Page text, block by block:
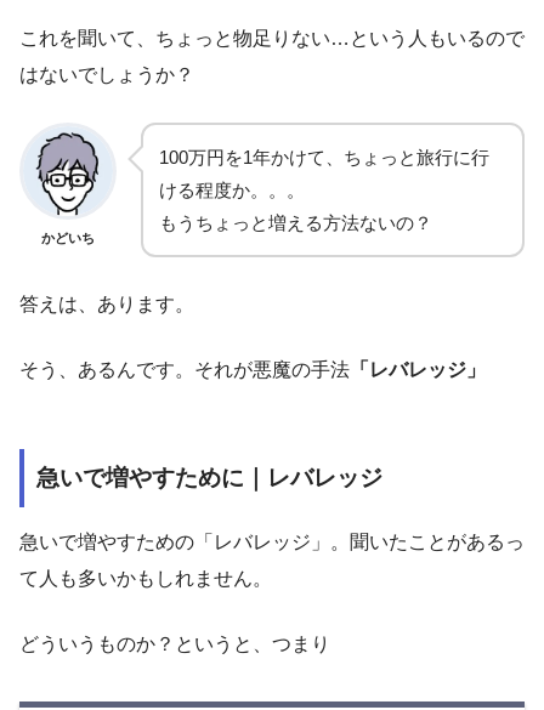
これを聞いて、ちょっと物足りない…という人もいるので
はないでしょうか？
かどいち
100万円を1年かけて、ちょっと旅行に行
ける程度か。。。
もうちょっと増える方法ないの？
答えは、あります。
そう、あるんです。それが悪魔の手法 「レバレッジ」
急いで増やすために｜レバレッジ
急いで増やすための「レバレッジ」。聞いたことがあるっ
て人も多いかもしれません。
どういうものか？というと、つまり